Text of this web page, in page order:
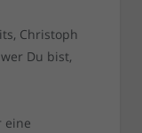
Christoph
Du bist,
eine